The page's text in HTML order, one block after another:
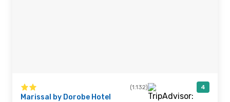
(1.132) 4
Marissal by Dorobe Hotel